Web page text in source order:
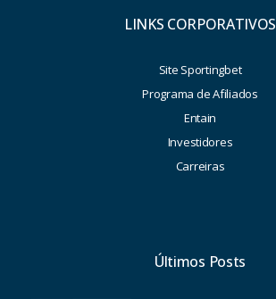
LINKS CORPORATIVOS
Site Sportingbet
Programa de Afiliados
Entain
Investidores
Carreiras
Últimos Posts